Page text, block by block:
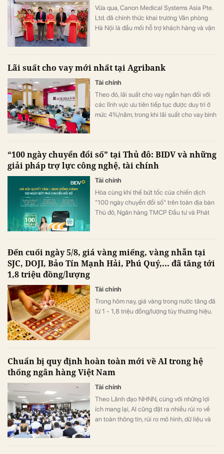
Vừa qua, Canon Medical Systems Asia Pte.
Ltd. đã chính thức khai trương Văn phòng
Hà Nội là đầu mối hỗ trợ khách hàng và vận
Lãi suất cho vay mới nhất tại Agribank
Tài chính
Theo đó, lãi suất cho vay ngắn hạn đối với
các lĩnh vực ưu tiên tiếp tục được duy trì ở
mức 4%/năm, trong khi lãi suất cho vay bình
“100 ngày chuyển đổi số” tại Thủ đô: BIDV và những
giải pháp trợ lực công nghệ, tài chính
Tài chính
Hòa cùng khí thế bứt tốc của chiến dịch
"100 ngày chuyển đổi số" trên toàn địa bàn
Thủ đô, Ngân hàng TMCP Đầu tư và Phát
các đơn vị sự nghiệp.
Đến cuối ngày 5/8, giá vàng miếng, vàng nhẫn tại
SJC, DOJI, Bảo Tín Mạnh Hải, Phú Quý,... đã tăng tới
1,8 triệu đồng/lượng
Tài chính
Trong hôm nay, giá vàng trong nước tăng đã
từ 1 - 1,8 triệu đồng/lượng tùy thương hiệu.
Chuẩn bị quy định hoàn toàn mới về AI trong hệ
thống ngân hàng Việt Nam
Tài chính
Theo Lãnh đạo NHNN, cùng với những lợi
ích mang lại, AI cũng đặt ra nhiều rủi ro về
an toàn thông tin, rủi ro mô hình, dữ liệu và